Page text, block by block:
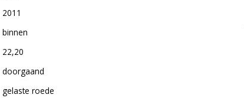
2011
binnen
22,20
doorgaand
gelaste roede